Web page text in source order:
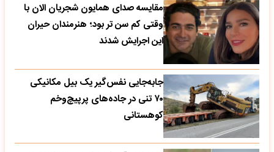
مقایسه صدای همایون شجریان الان با
وقتی کم سن تر بود؛ هنرمندان حیران
این اجرایش شدند
جابه‌جایی نفس‌گیر یک بیل مکانیکی
۷۰ تنی در جاده‌های پرپیچ‌وخم
کوهستانی